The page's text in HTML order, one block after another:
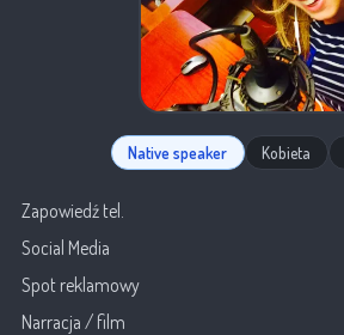
Native speaker Kobieta
Zapowiedź tel.
Social Media
Spot reklamowy
Narracja / film